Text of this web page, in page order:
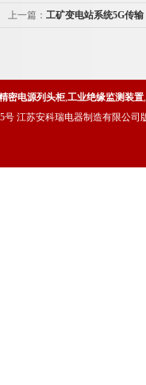
上一篇： 工矿变电站系统5G传输
密电源列头柜,工业绝缘监测装置,
江苏安科瑞电器制造有限公司